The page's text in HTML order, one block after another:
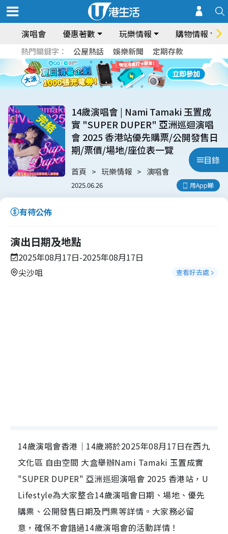
演唱會 優惠著數 玩樂情報 購物情報
熱門關鍵字： 公屋熱話 娛樂新聞 定期存款
目錄
14歲演唱會 | Nami Tamaki 玉置成
實 "SUPER DUPER" 亞洲巡迴演唱
會 2025 香港站優先購票/公開發售日
期/票價/場地/座位表一覽
首頁 玩樂情報 演唱會
2025.06.26 用App睇
有待公佈
演出日期及地點
2025年08月17日-2025年08月17日
尖沙咀
查看好去處
14歲演唱會香港｜14歲將於2025年08月17日在西九
文化區 自由空間 大盒舉辦Nami Tamaki 玉置成實
"SUPER DUPER" 亞洲巡迴演唱會 2025 香港站，U
Lifestyle為大家整合14歲演唱會日期、場地、優先
購票、公開發售日期及門票等詳情。大家務必留
意，確保不會錯過14歲演唱會的活動詳情！